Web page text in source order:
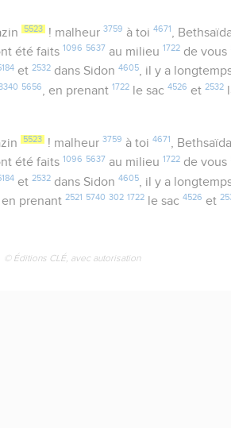
5523 ! malheur 3759 à toi 4671 ,
été faits 1096 5637 au milieu 1722 de vous
et2532 dans Sidon4605, il y a
5656 , en prenant 1722 le sac4526 et2532
5523 ! malheur 3759 à toi 4671 , Bethsaïda
été faits 1096 5637 au milieu 1722 de vous
et2532 dans Sidon4605 , il y a
en prenant2521 5740 302 1722 le sac4526 et
© Éditions CLÉ, avec autorisation